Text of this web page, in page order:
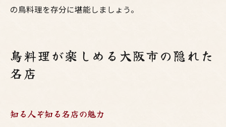
の鳥料理を存分に堪能しましょう。
鳥料理が楽しめる大阪市の隠れた
名店
知る人ぞ知る名店の魅力